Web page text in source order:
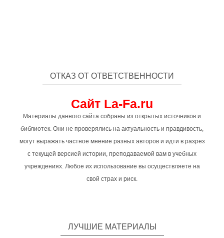
ОТКАЗ ОТ ОТВЕТСТВЕННОСТИ
Сайт La-Fa.ru
Материалы данного сайта собраны из открытых источников и
библиотек. Они не проверялись на актуальность и правдивость,
могут выражать частное мнение разных авторов и идти в разрез
с текущей версией истории, преподаваемой вам в учебных
учреждениях. Любое их использование вы осуществляете на
свой страх и риск.
ЛУЧШИЕ МАТЕРИАЛЫ